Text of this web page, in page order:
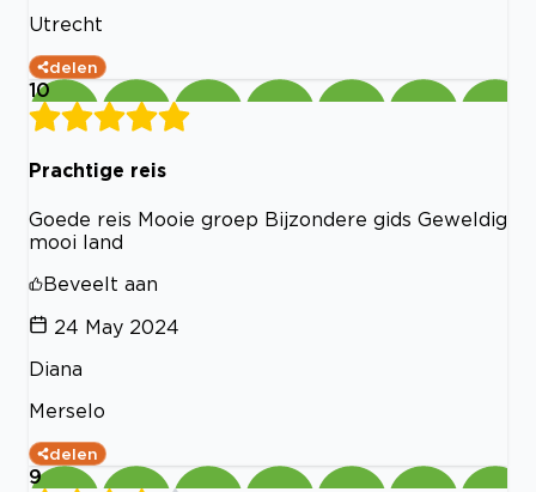
Utrecht
delen
10
Prachtige reis
Goede reis Mooie groep Bijzondere gids Geweldig
mooi land
Beveelt aan
24 May 2024
Diana
Merselo
delen
9